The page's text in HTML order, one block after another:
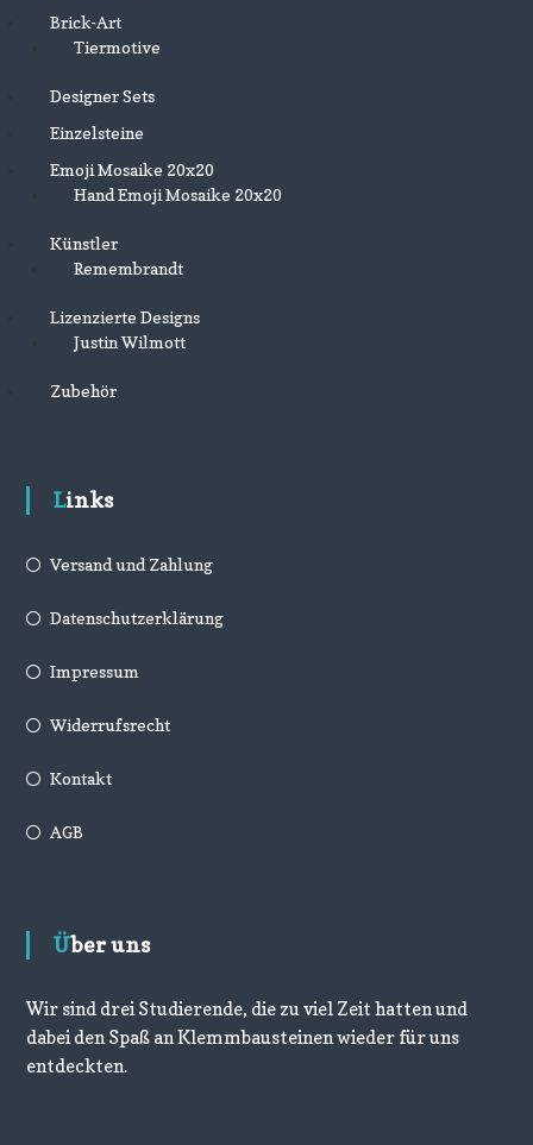
Brick-Art
Tiermotive
Designer Sets
Einzelsteine
Emoji Mosaike 20x20
Hand Emoji Mosaike 20x20
Künstler
Remembrandt
Lizenzierte Designs
Justin Wilmott
Zubehör
Links
Versand und Zahlung
Datenschutzerklärung
Impressum
Widerrufsrecht
Kontakt
AGB
Über uns
Wir sind drei Studierende, die zu viel Zeit hatten und
dabei den Spaß an Klemmbausteinen wieder für uns
entdeckten.